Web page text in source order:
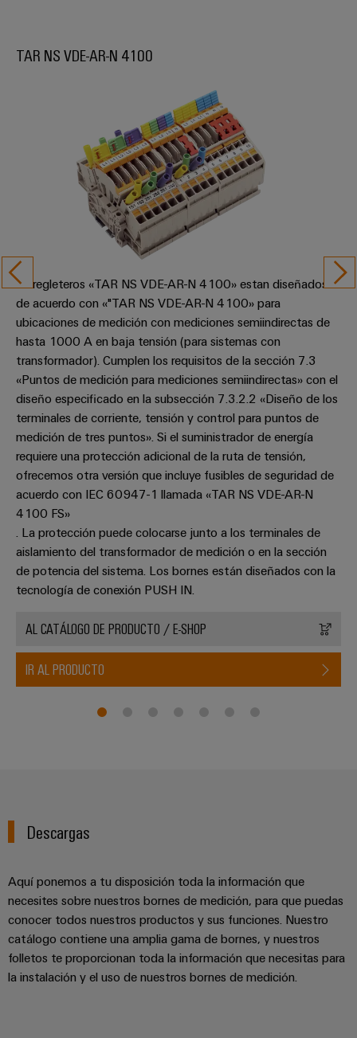
TAR NS VDE-AR-N 4100
La regleteros «TAR NS VDE-AR-N 4100» estan diseñados
de acuerdo con «"TAR NS VDE-AR-N 4100» para
ubicaciones de medición con mediciones semiindirectas de
hasta 1000 A en baja tensión (para sistemas con
transformador). Cumplen los requisitos de la sección 7.3
«Puntos de medición para mediciones semiindirectas» con el
diseño especificado en la subsección 7.3.2.2 «Diseño de los
terminales de corriente, tensión y control para puntos de
medición de tres puntos». Si el suministrador de energía
requiere una protección adicional de la ruta de tensión,
ofrecemos otra versión que incluye fusibles de seguridad de
acuerdo con IEC 60947-1 llamada «TAR NS VDE-AR-N
4100 FS»
. La protección puede colocarse junto a los terminales de
aislamiento del transformador de medición o en la sección
de potencia del sistema. Los bornes están diseñados con la
tecnología de conexión PUSH IN.
AL CATÁLOGO DE PRODUCTO / E-SHOP
IR AL PRODUCTO
Descargas
Aquí ponemos a tu disposición toda la información que
necesites sobre nuestros bornes de medición, para que puedas
conocer todos nuestros productos y sus funciones. Nuestro
catálogo contiene una amplia gama de bornes, y nuestros
folletos te proporcionan toda la información que necesitas para
la instalación y el uso de nuestros bornes de medición.